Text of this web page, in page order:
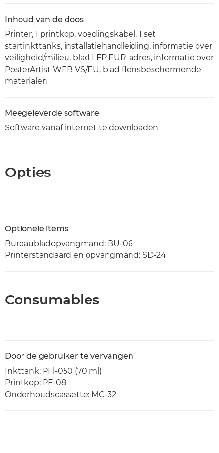
Inhoud van de doos
Printer, 1 printkop, voedingskabel, 1 set
startinkttanks, installatiehandleiding, informatie over
veiligheid/milieu, blad LFP EUR-adres, informatie over
PosterArtist WEB VS/EU, blad flensbeschermende
materialen
Meegeleverde software
Software vanaf internet te downloaden
Opties
Optionele items
Bureaubladopvangmand: BU-06
Printerstandaard en opvangmand: SD-24
Consumables
Door de gebruiker te vervangen
Inkttank: PFl-050 (70 ml)
Printkop: PF-08
Onderhoudscassette: MC-32